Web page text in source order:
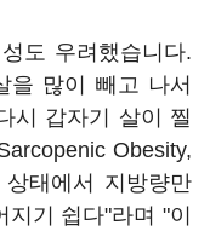
도 우려했습니다.
을 많이 빼고 나서
시 갑자기 살이 찔
Obesity,
태에서 지방량만
기 쉽다"라며 "이